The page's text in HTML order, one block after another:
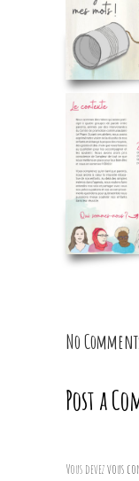
No
Post a
Vous devezvous